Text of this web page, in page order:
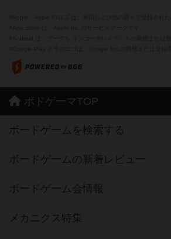
ボドゲーマTOP
ボードゲームを検索する
ボードゲームの新着レビュー
ボードゲーム会情報
メカニクス特集